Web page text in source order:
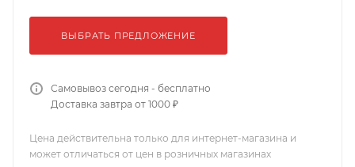
ВЫБРАТЬ ПРЕДЛОЖЕНИЕ
Самовывоз сегодня - бесплатно
Доставка завтра от 1000 ₽
Цена действительна только для интернет-магазина и
может отличаться от цен в розничных магазинах